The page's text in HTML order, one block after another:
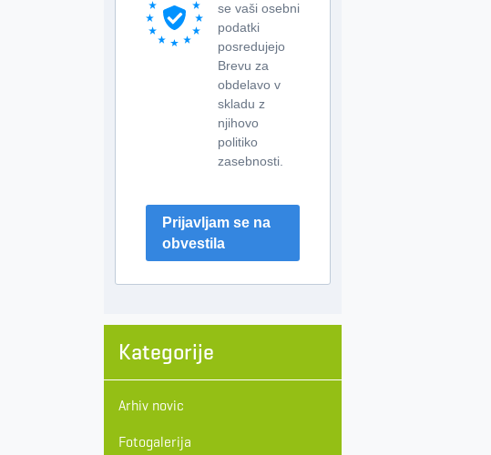
se vaši osebni
podatki
posredujejo
Brevu za
obdelavo v
skladu z
njihovo
politiko
zasebnosti.
Prijavljam se na
obvestila
Kategorije
Arhiv novic
Fotogalerija